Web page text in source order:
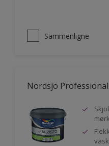
Sammenligne
Nordsjö Professional